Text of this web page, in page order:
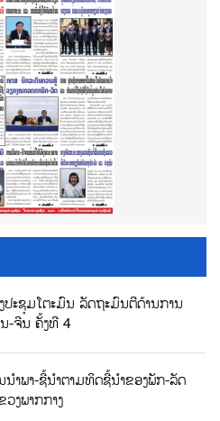
ະຊຸມໂຕະມົນ ລັດຖະມົນຕີດ້ານການ
-ຈີນ ຄັ້ງທີ 4
ນຳພາ-ຊີ້ນຳຕາມທິດຊີ້ນຳຂອງພັກ-ລັດ
ງພາກກາງ